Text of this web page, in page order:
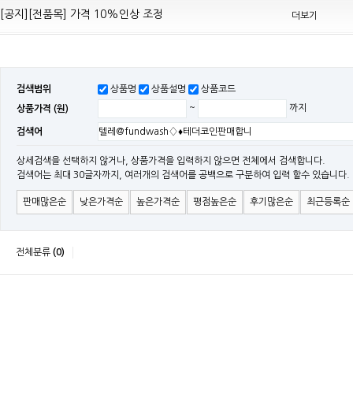
[공지][전품목] 가격 10%인상 조정
[공지][민웰] 전품목 가격 조정의건
[민웰] RS 모델 출시
[공지]SMPS 저가형 [기획상품] 출시
[공지]12W~300W Medical Adapter"2017 NEW MODEL"[ADT] 출시
[공지][민웰] [민웰] 인버터 "정현파 / 유사 정현파" 시리즈 제품을 출시
[공지][민웰] LED 방수형 (CLG / CEN / HLG)시리즈 제품 출시
더보기
검색범위 상품명 상품설명 상품코드
상품가격 (원) ~ 까지
검색어
상세검색을 선택하지 않거나, 상품가격을 입력하지 않으면 전체에서 검색합니다.
검색어는 최대 30글자까지, 여러개의 검색어를 공백으로 구분하여 입력 할수 있습니다.
판매많은순 낮은가격순 높은가격순 평점높은순 후기많은순 최근등록순
전체분류 (0)